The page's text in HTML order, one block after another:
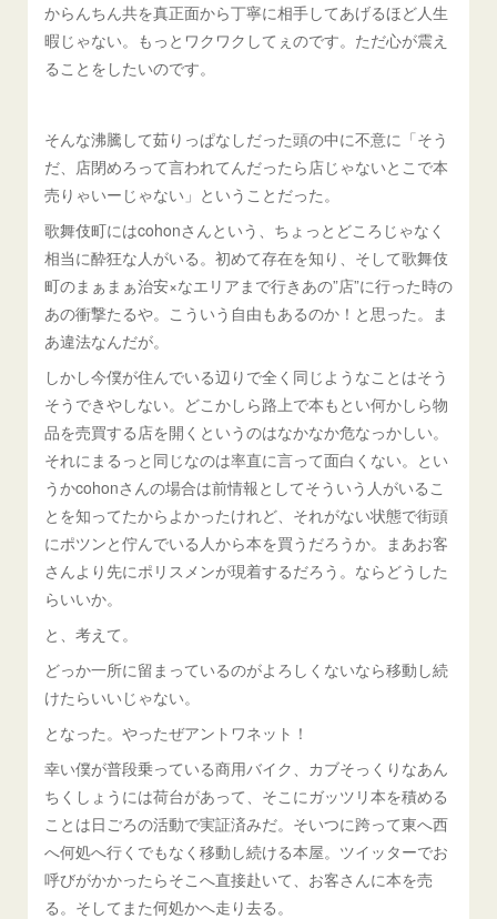
からんちん共を真正面から丁寧に相手してあげるほど人生
暇じゃない。もっとワクワクしてぇのです。ただ心が震え
ることをしたいのです。
そんな沸騰して茹りっぱなしだった頭の中に不意に「そう
だ、店閉めろって言われてんだったら店じゃないとこで本
売りゃいーじゃない」ということだった。
歌舞伎町にはcohonさんという、ちょっとどころじゃなく
相当に酔狂な人がいる。初めて存在を知り、そして歌舞伎
町のまぁまぁ治安×なエリアまで行きあの”店”に行った時の
あの衝撃たるや。こういう自由もあるのか！と思った。ま
あ違法なんだが。
しかし今僕が住んでいる辺りで全く同じようなことはそう
そうできやしない。どこかしら路上で本もとい何かしら物
品を売買する店を開くというのはなかなか危なっかしい。
それにまるっと同じなのは率直に言って面白くない。とい
うかcohonさんの場合は前情報としてそういう人がいるこ
とを知ってたからよかったけれど、それがない状態で街頭
にポツンと佇んでいる人から本を買うだろうか。まあお客
さんより先にポリスメンが現着するだろう。ならどうした
らいいか。
と、考えて。
どっか一所に留まっているのがよろしくないなら移動し続
けたらいいじゃない。
となった。やったぜアントワネット！
幸い僕が普段乗っている商用バイク、カブそっくりなあん
ちくしょうには荷台があって、そこにガッツリ本を積める
ことは日ごろの活動で実証済みだ。そいつに跨って東へ西
へ何処へ行くでもなく移動し続ける本屋。ツイッターでお
呼びがかかったらそこへ直接赴いて、お客さんに本を売
る。そしてまた何処かへ走り去る。